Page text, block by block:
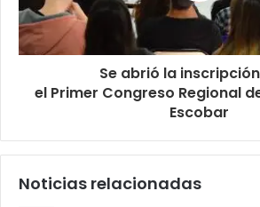
Se abrió la
el Primer Congreso Regional
Escobar
Noticias relacionadas